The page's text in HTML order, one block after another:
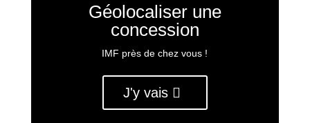
Géolocaliser une
concession
IMF près de chez vous !
J'y vais